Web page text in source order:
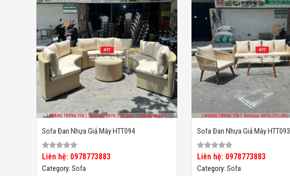
Sofa Đan Nhựa Giả Mây HTT094
Liên hệ: 0978773883
Category: Sofa
Sofa Đan Nhựa Giả Mây HTT093
Liên hệ: 0978773883
Category: Sofa